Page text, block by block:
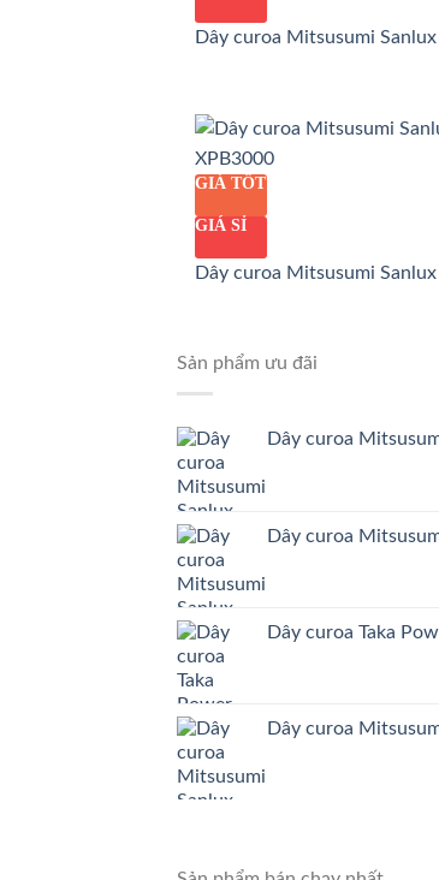
Dây curoa Mitsusumi
GIÁ TỐT
GIÁ SỈ
Dây curoa Mitsusumi
Sản phẩm ưu đãi
Dây curoa
Dây curoa
Dây curoa Taka
Dây curoa